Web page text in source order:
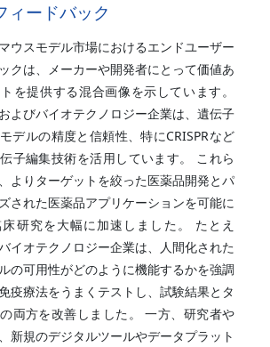
ィードバック
ウスモデル市場におけるエンドユーザー
クは、メーカーや開発者にとって価値あ
を提供する混合画像を示しています。
よびバイオテクノロジー企業は、遺伝子
デルの精度と信頼性、特にCRISPRなど
子編集技術を活用しています。 これら
よりターゲットを絞った医薬品開発とパ
された医薬品アプリケーションを可能に
研究を大幅に加速しました。 たとえ
イオテクノロジー企業は、人間化された
の可用性がどのように機能するかを強調
疫療法をうまくテストし、試験結果とタ
両方を改善しました。 一方、研究者や
新規のデジタルツールやデータプラット